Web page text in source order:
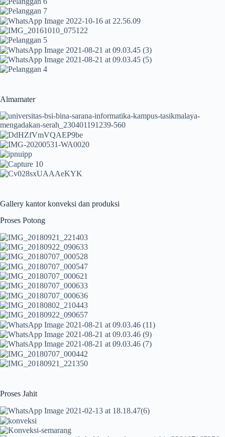
Almamater
Gallery kantor konveksi dan produksi
Proses Potong
Proses Jahit